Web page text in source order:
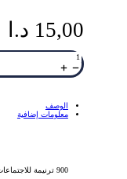
15,00 د.ا
كمية
اصنع
بنا
نهضتك
ترنيمةالوصف
معلومات إضافية
900 ترنيمة للاجتماعات